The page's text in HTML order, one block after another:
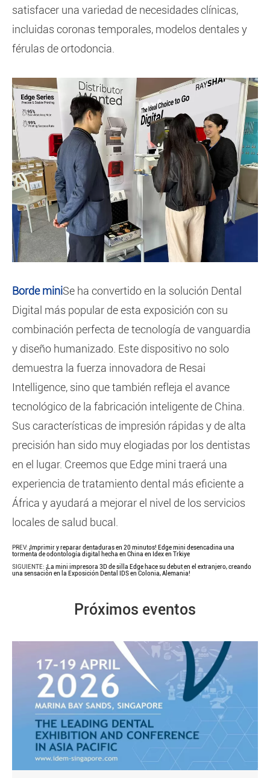
satisfacer una variedad de necesidades clínicas,
incluidas coronas temporales, modelos dentales y
férulas de ortodoncia.
Borde miniSe ha convertido en la solución Dental
Digital más popular de esta exposición con su
combinación perfecta de tecnología de vanguardia
y diseño humanizado. Este dispositivo no solo
demuestra la fuerza innovadora de Resai
Intelligence, sino que también refleja el avance
tecnológico de la fabricación inteligente de China.
Sus características de impresión rápidas y de alta
precisión han sido muy elogiadas por los dentistas
en el lugar. Creemos que Edge mini traerá una
experiencia de tratamiento dental más eficiente a
África y ayudará a mejorar el nivel de los servicios
locales de salud bucal.
PREV: ¡Imprimir y reparar dentaduras en 20 minutos! Edge mini desencadina una
tormenta de odontología digital hecha en China en Idex en Trkiye
SIGUIENTE: ¡La mini impresora 3D de silla Edge hace su debut en el extranjero, creando
una sensación en la Exposición Dental IDS en Colonia, Alemania!
Próximos eventos